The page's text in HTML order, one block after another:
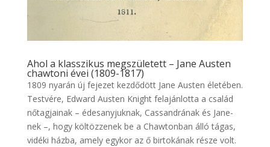
Ahol a klasszikus megszületett – Jane Austen
chawtoni évei (1809-1817)
1809 nyarán új fejezet kezdődött Jane Austen életében.
Testvére, Edward Austen Knight felajánlotta a család
nőtagjainak – édesanyjuknak, Cassandrának és Jane-
nek –, hogy költözzenek be a Chawtonban álló tágas,
vidéki házba, amely egykor az ő birtokának része volt.